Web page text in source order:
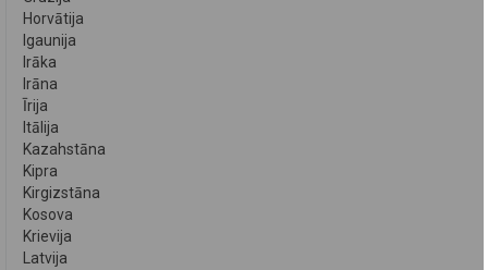
Horvātija
Igaunija
Irāka
Irāna
Īrija
Itālija
Kazahstāna
Kipra
Kirgizstāna
Kosova
Krievija
Latvija